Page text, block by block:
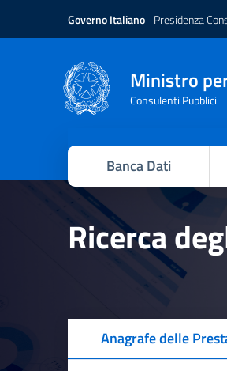
Governo Italiano Presidenza
Ministro
Consulenti Pubblici
Banca Dati
Ricerca
Anagrafe delle